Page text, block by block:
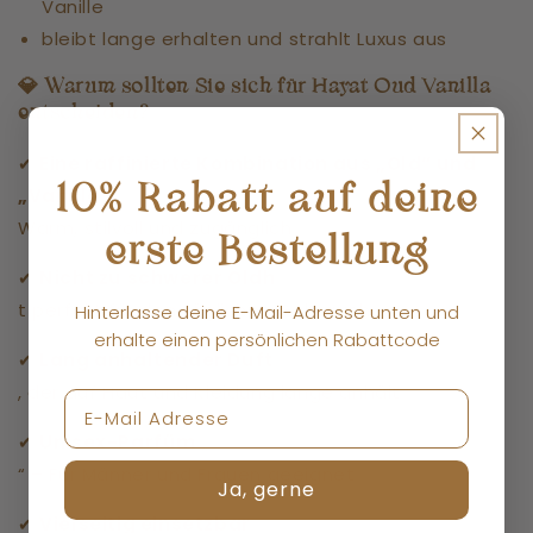
Vanille
bleibt lange erhalten und strahlt Luxus aus
💎 Warum sollten Sie sich für Hayat Oud Vanilla
entscheiden?
✔
„Vanilla“
Warm, stilvoll und zugänglich
✔
t perfekt für den täglichen Gebrauch
✔
Lang anhaltender Duft
, der auf Haut und Kleidung lange anhält
✔
Unisex-Parfüm„
“ – Für Männer und Frauen geeignet
✔
Vielseitig einsetzbar
10% Rabatt auf deine
erste Bestellung
Hinterlasse deine E-Mail-Adresse unten und
erhalte einen persönlichen Rabattcode
Ja, gerne